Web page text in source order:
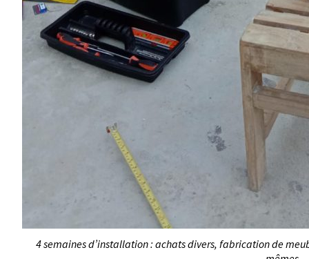
4 semaines d’installation : achats divers, fabrication de